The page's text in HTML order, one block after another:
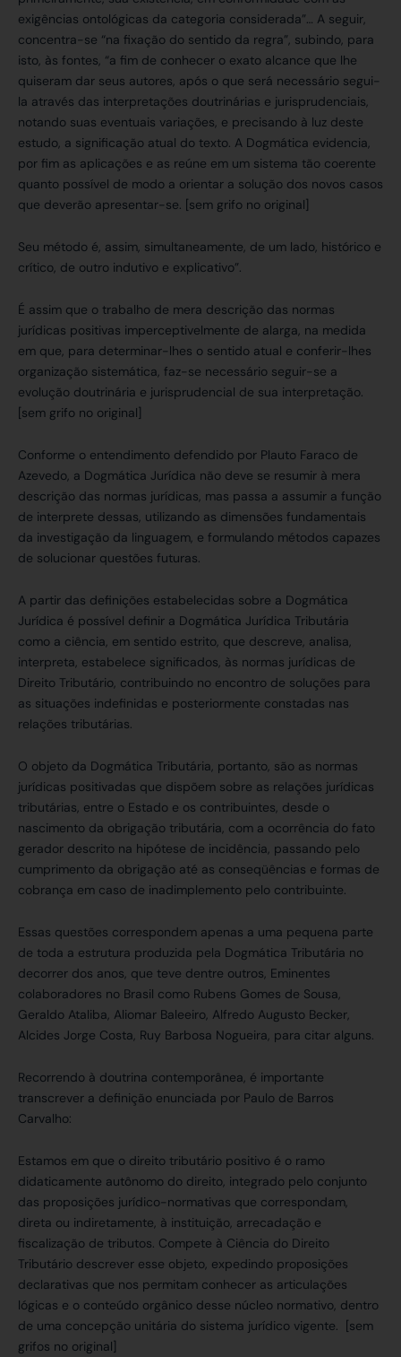
exigências ontológicas da categoria considerada”… A seguir,
concentra-se “na fixação do sentido da regra”, subindo, para
isto, às fontes, “a fim de conhecer o exato alcance que lhe
quiseram dar seus autores, após o que será necessário segui-
la através das interpretações doutrinárias e jurisprudenciais,
notando suas eventuais variações, e precisando à luz deste
estudo, a significação atual do texto. A Dogmática evidencia,
por fim as aplicações e as reúne em um sistema tão coerente
quanto possível de modo a orientar a solução dos novos casos
que deverão apresentar-se. [sem grifo no original]
Seu método é, assim, simultaneamente, de um lado, histórico e
crítico, de outro indutivo e explicativo”.
É assim que o trabalho de mera descrição das normas
jurídicas positivas imperceptivelmente de alarga, na medida
em que, para determinar-lhes o sentido atual e conferir-lhes
organização sistemática, faz-se necessário seguir-se a
evolução doutrinária e jurisprudencial de sua interpretação.
[sem grifo no original]
Conforme o entendimento defendido por Plauto Faraco de
Azevedo, a Dogmática Jurídica não deve se resumir à mera
descrição das normas jurídicas, mas passa a assumir a função
de interprete dessas, utilizando as dimensões fundamentais
da investigação da linguagem, e formulando métodos capazes
de solucionar questões futuras.
A partir das definições estabelecidas sobre a Dogmática
Jurídica é possível definir a Dogmática Jurídica Tributária
como a ciência, em sentido estrito, que descreve, analisa,
interpreta, estabelece significados, às normas jurídicas de
Direito Tributário, contribuindo no encontro de soluções para
as situações indefinidas e posteriormente constadas nas
relações tributárias.
O objeto da Dogmática Tributária, portanto, são as normas
jurídicas positivadas que dispõem sobre as relações jurídicas
tributárias, entre o Estado e os contribuintes, desde o
nascimento da obrigação tributária, com a ocorrência do fato
gerador descrito na hipótese de incidência, passando pelo
cumprimento da obrigação até as conseqüências e formas de
cobrança em caso de inadimplemento pelo contribuinte.
Essas questões correspondem apenas a uma pequena parte
de toda a estrutura produzida pela Dogmática Tributária no
decorrer dos anos, que teve dentre outros, Eminentes
colaboradores no Brasil como Rubens Gomes de Sousa,
Geraldo Ataliba, Aliomar Baleeiro, Alfredo Augusto Becker,
Alcides Jorge Costa, Ruy Barbosa Nogueira, para citar alguns.
Recorrendo à doutrina contemporânea, é importante
transcrever a definição enunciada por Paulo de Barros
Carvalho:
Estamos em que o direito tributário positivo é o ramo
didaticamente autônomo do direito, integrado pelo conjunto
das proposições jurídico-normativas que correspondam,
direta ou indiretamente, à instituição, arrecadação e
fiscalização de tributos. Compete à Ciência do Direito
Tributário descrever esse objeto, expedindo proposições
declarativas que nos permitam conhecer as articulações
lógicas e o conteúdo orgânico desse núcleo normativo, dentro
de uma concepção unitária do sistema jurídico vigente. [sem
grifos no original]